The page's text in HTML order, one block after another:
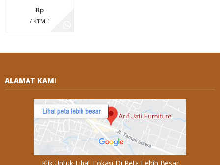
Rp
/ KTM-1
ALAMAT KAMI
Klik Untuk Lihat Lokasi Di Peta Lebih Besar